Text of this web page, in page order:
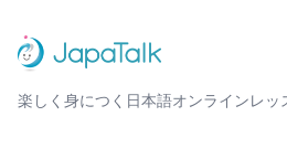
楽しく身につく日本語オンラインレッ